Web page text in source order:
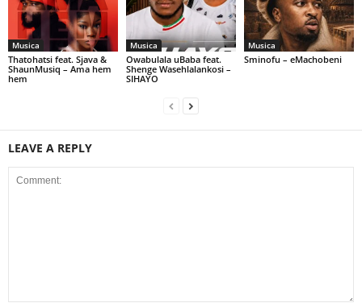
Musica
Thatohatsi feat. Sjava &
ShaunMusiq – Ama hem
hem
Musica
Owabulala uBaba feat.
Shenge Wasehlalankosi –
SIHAYO
Musica
Sminofu – eMachobeni
LEAVE A REPLY